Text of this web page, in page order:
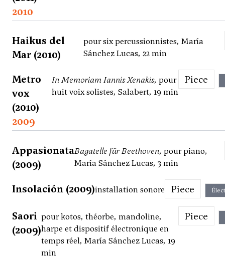
2010
Haikus del
Mar (2010)
pour six percussionnistes, María
Sánchez Lucas, 22 min
Metro
vox
(2010)
In Memoriam Iannis Xenakis, pour
huit voix solistes, Salabert, 19 min
Piece
2009
Appasionata
(2009)
Bagatelle für Beethoven, pour piano,
María Sánchez Lucas, 3 min
Insolación (2009)installation sonore Piece
Saori
(2009)
pour kotos, théorbe, mandoline,
harpe et dispositif électronique en
temps réel, María Sánchez Lucas, 19
min
Piece